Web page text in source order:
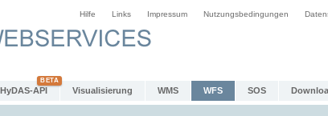
Hilfe Links Impressum Nutzungsbedingungen
HyDAS-API Visualisierung WMS WFS SOS